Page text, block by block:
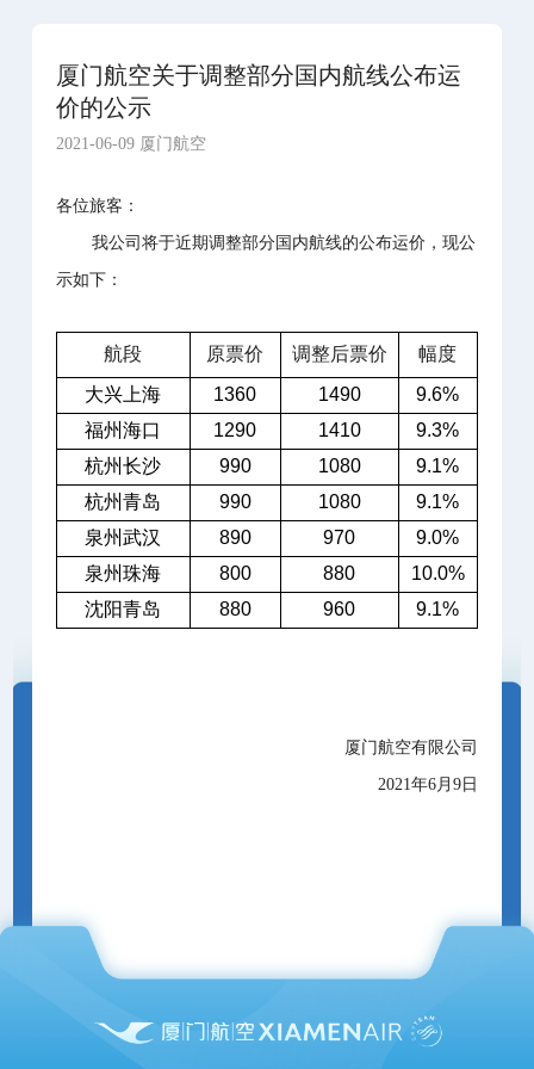
厦门航空关于调整部分国内航线公布运
价的公示
2021-06-09 厦门航空
各位旅客：
我公司将于近期调整部分国内航线的公布运价，现公
示如下：
航段 原票价 调整后票价
幅度
大兴上海
1360 1490
9.6%
福州海口
1290 1410
9.3%
杭州长沙
990 1080
9.1%
杭州青岛
990 1080
9.1%
泉州武汉
890 970
9.0%
泉州珠海
800 880
10.0%
沈阳青岛
880 960 9.1%
厦门航空有限公司
2021年6月9日